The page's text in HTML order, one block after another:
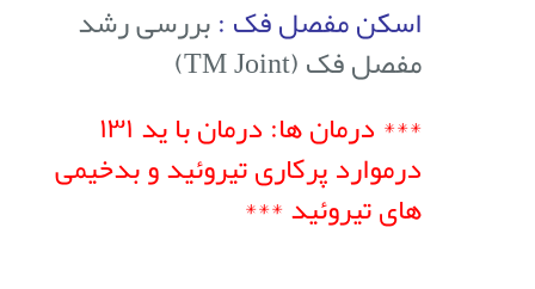
اسکن مفصل فک : بررسی رشد
مفصل فک (TM Joint)
*** درمان ها:
درمان با ید ۱۳۱
درموارد پرکاری تیروئید و بدخیمی
های تیروئید ***